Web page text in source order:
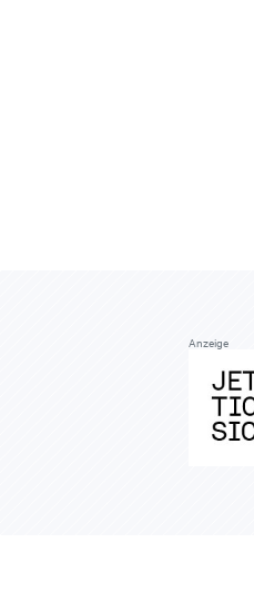
Anzeige